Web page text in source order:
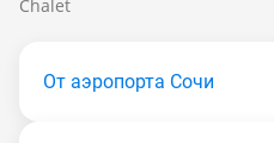
Chalet
От аэропорта Сочи